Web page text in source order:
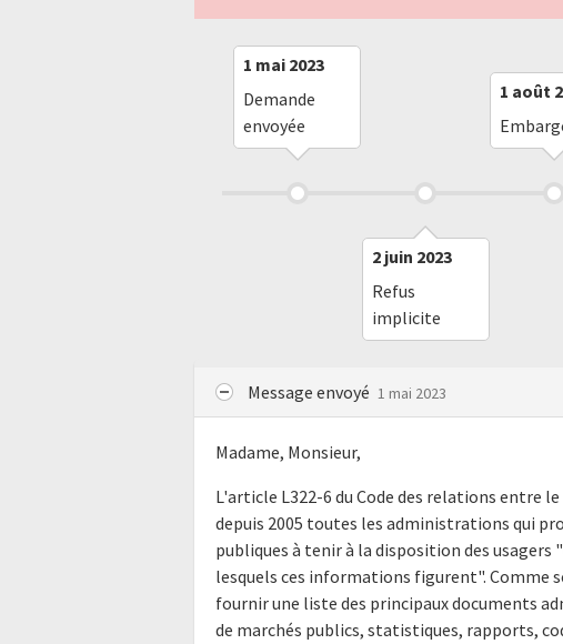
1 mai 2023
Demande
envoyée
2 juin 2023
Refus
implicite
1 août
Message envoyé 1 mai 2023
Madame, Monsieur,
L'article L322-6 du Code des relations entre
depuis 2005 toutes les administrations qui
publiques à tenir à la disposition des
lesquels ces informations figurent". Comme
fournir une liste des principaux documents
de marchés publics, statistiques, rapports,